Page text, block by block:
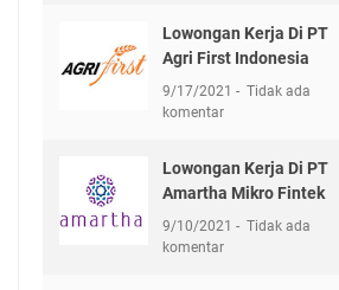
Lowongan Kerja Di PT
Agri First Indonesia
9/17/2021
Tidak ada
komentar
Lowongan Kerja Di PT
Amartha Mikro Fintek
9/10/2021
Tidak ada
komentar